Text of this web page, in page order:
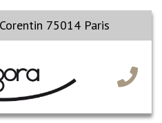
75014 Paris